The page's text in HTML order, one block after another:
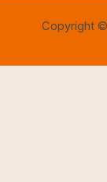
Copyright